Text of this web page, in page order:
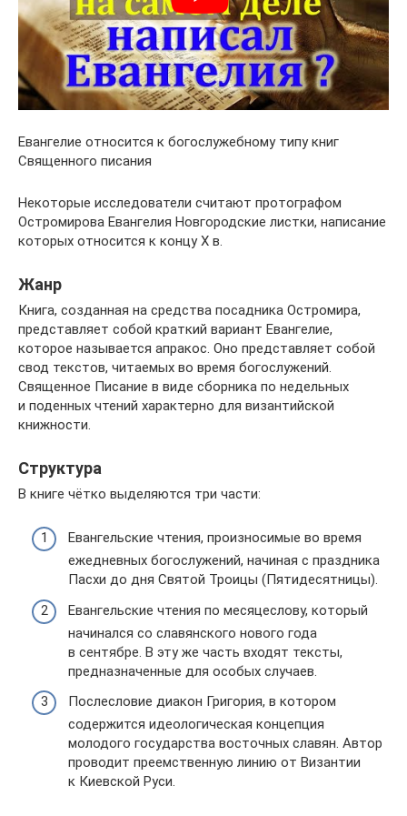
Евангелие относится к богослужебному типу книг
Священного писания
Некоторые исследователи считают протографом
Остромирова Евангелия Новгородские листки, написание
которых относится к концу X в.
Жанр
Книга, созданная на средства посадника Остромира,
представляет собой краткий вариант Евангелие,
которое называется апракос. Оно представляет собой
свод текстов, читаемых во время богослужений.
Священное Писание в виде сборника по недельных
и поденных чтений характерно для византийской
книжности.
Структура
В книге чётко выделяются три части:
Евангельские чтения, произносимые во время
ежедневных богослужений, начиная с праздника
Пасхи до дня Святой Троицы (Пятидесятницы).
Евангельские чтения по месяцеслову, который
начинался со славянского нового года
в сентябре. В эту же часть входят тексты,
предназначенные для особых случаев.
Послесловие диакон Григория, в котором
содержится идеологическая концепция
молодого государства восточных славян. Автор
проводит преемственную линию от Византии
к Киевской Руси.